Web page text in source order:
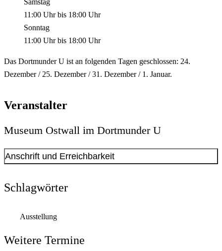
Samstag
11:00 Uhrbis 18:00 Uhr
Sonntag
11:00 Uhrbis 18:00 Uhr
Das Dortmunder U ist an folgenden Tagen geschlossen: 24.
Dezember / 25. Dezember / 31. Dezember / 1. Januar.
Veranstalter
Museum Ostwall im Dortmunder U
Anschrift und Erreichbarkeit
Anschrift
Montag
Schlagwörter
Ausstellung
Weitere Termine